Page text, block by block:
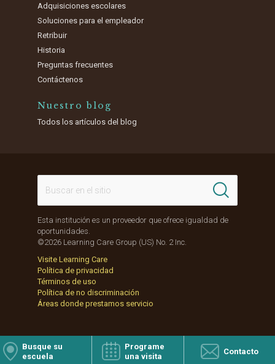
Busque su
escuela
Programe
una visita
Contacto
Adquisiciones escolares
Soluciones para el empleador
Retribuir
Historia
Preguntas frecuentes
Contáctenos
Nuestro blog
Todos los artículos del blog
Esta institución es un proveedor que ofrece igualdad de
oportunidades.
©2026 Learning Care Group (US) No. 2 Inc.
Visite Learning Care
Política de privacidad
Términos de uso
Política de no discriminación
Áreas donde prestamos servicio